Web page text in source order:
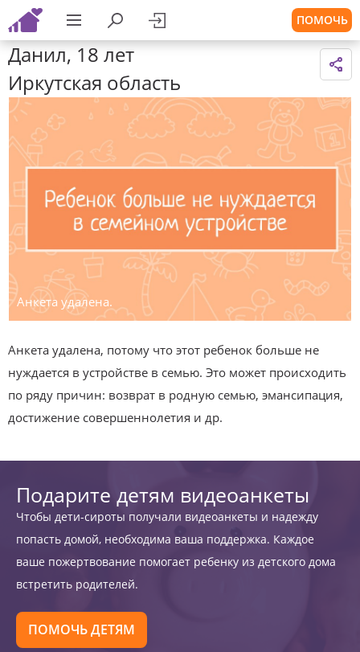
ПОМОЧЬ
Данил, 18 лет
Иркутская область
Анкета удалена.
Анкета удалена, потому что этот ребенок больше не
нуждается в устройстве в семью. Это может происходить
по ряду причин: возврат в родную семью, эмансипация,
достижение совершеннолетия и др.
Подарите детям видеоанкеты
Чтобы дети-сироты получали видеоанкеты и надежду
попасть домой, необходима ваша поддержка. Каждое
ваше пожертвование помогает ребенку из детского дома
встретить родителей.
ПОМОЧЬ ДЕТЯМ